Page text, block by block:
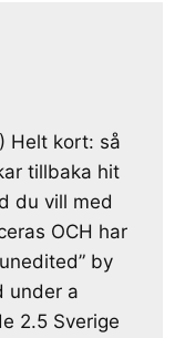
Helt kort: så
tillbaka hit
du vill med
OCH har
by
under a
2.5 Sverige